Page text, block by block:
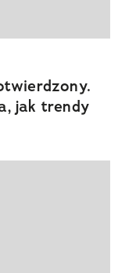
jak trendy